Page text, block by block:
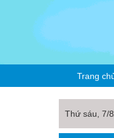
Trang
Thứ sáu, 7/